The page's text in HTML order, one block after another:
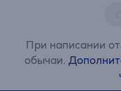
При написании
обычаи.